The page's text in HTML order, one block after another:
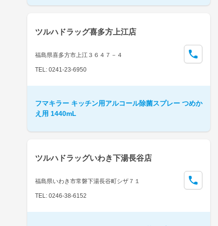
ツルハドラッグ喜多方上江店
福島県喜多方市上江３６４７－４
TEL: 0241-23-6950
フマキラー キッチン用アルコール除菌スプレー つめか
え用 1440mL
ツルハドラッグいわき下湯長谷店
福島県いわき市常磐下湯長谷町シザ７１
TEL: 0246-38-6152